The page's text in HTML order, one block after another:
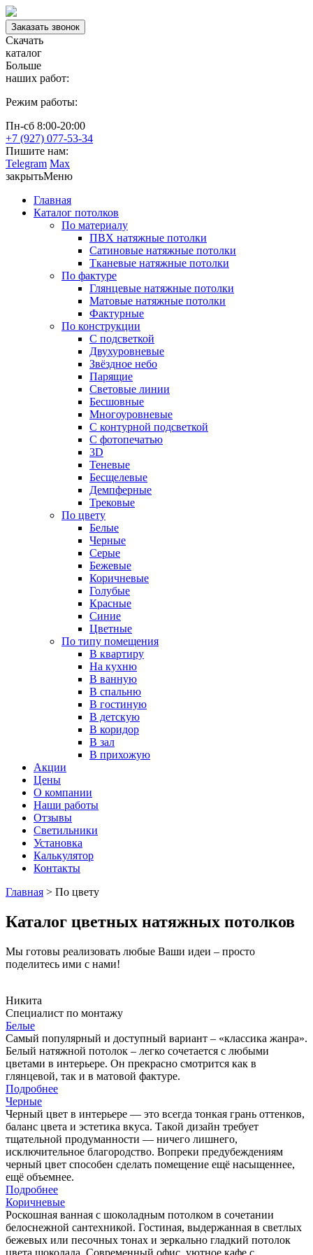
Заказать звонок
Скачать
каталог
Больше
наших работ:
Режим работы:
Пн-сб 8:00-20:00
+7 (927) 077-53-34
Пишите нам:
Telegram Max
закрытьМеню
Главная
Каталог потолков
По материалу
ПВХ натяжные потолки
Сатиновые натяжные потолки
Тканевые натяжные потолки
По фактуре
Глянцевые натяжные потолки
Матовые натяжные потолки
Фактурные
По конструкции
С подсветкой
Двухуровневые
Звёздное небо
Парящие
Световые линии
Бесшовные
Многоуровневые
С контурной подсветкой
С фотопечатью
3D
Теневые
Бесщелевые
Демпферные
Трековые
По цвету
Белые
Черные
Серые
Бежевые
Коричневые
Голубые
Красные
Синие
Цветные
По типу помещения
В квартиру
На кухню
В ванную
В спальню
В гостиную
В детскую
В коридор
В зал
В прихожую
Акции
Цены
О компании
Наши работы
Отзывы
Светильники
Установка
Калькулятор
Контакты
Главная > По цвету
Каталог цветных натяжных потолков
Мы готовы реализовать любые Ваши идеи – просто
поделитесь ими с нами!
Никита
Специалист по монтажу
Белые
Самый популярный и доступный вариант – «классика жанра».
Белый натяжной потолок – легко сочетается с любыми
цветами в интерьере. Он прекрасно смотрится как в
глянцевой, так и в матовой фактуре.
Подробнее
Черные
Черный цвет в интерьере — это всегда тонкая грань оттенков,
баланс цвета и эстетика вкуса. Такой дизайн требует
тщательной продуманности — ничего лишнего,
исключительное благородство. Вопреки предубеждениям
черный цвет способен сделать помещение ещё насыщеннее,
ещё объемнее.
Подробнее
Коричневые
Роскошная ванная с шоколадным потолком в сочетании
белоснежной сантехникой. Гостиная, выдержанная в светлых
бежевых или песочных тонах и зеркально гладкий потолок
цвета шоколада. Современный офис, уютное кафе с